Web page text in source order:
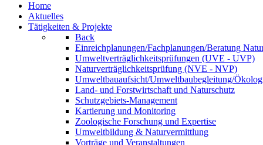
Home
Aktuelles
Tätigkeiten & Projekte
Back
Einreichplanungen/Fachplanungen/Beratung
Umweltverträglichkeitsprüfungen (UVE - UVP)
Naturverträglichkeitsprüfung (NVE - NVP)
Umweltbauaufsicht/Umweltbaubegleitung/
Land- und Forstwirtschaft und Naturschutz
Schutzgebiets-Management
Kartierung und Monitoring
Zoologische Forschung und Expertise
Umweltbildung & Naturvermittlung
Vorträge und Veranstaltungen